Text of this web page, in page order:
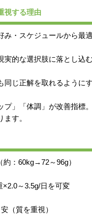
視する理由
・スケジュールから最
的な選択肢に落とし込む
じ正解を取れるように
」「体調」が改善指標。
す。
：60kg→72～96g）
～3.5g/日を可変
（質を重視）